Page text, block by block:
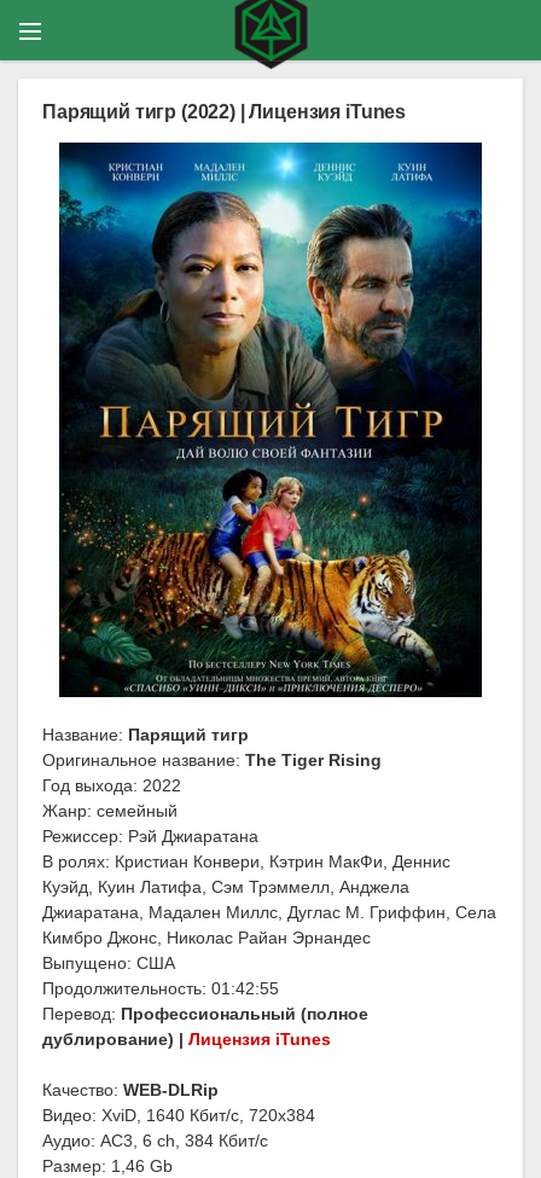
Парящий тигр (2022) | Лицензия iTunes
Название: Парящий тигр
Оригинальное название: The Tiger Rising
Год выхода: 2022
Жанр: семейный
Режиссер: Рэй Джиаратана
В ролях: Кристиан Конвери, Кэтрин МакФи, Деннис
Куэйд, Куин Латифа, Сэм Трэммелл, Анджела
Джиаратана, Мадален Миллс, Дуглас М. Гриффин, Села
Кимбро Джонс, Николас Райан Эрнандес
Выпущено: США
Продолжительность: 01:42:55
Перевод: Профессиональный (полное
дублирование) | Лицензия iTunes
Качество: WEB-DLRip
Видео: XviD, 1640 Кбит/с, 720x384
Аудио: AC3, 6 ch, 384 Кбит/с
Размер: 1,46 Gb